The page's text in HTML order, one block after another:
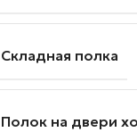
Складная полка
Полок на двери